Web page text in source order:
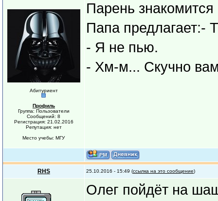
Абитуриент
Профиль
Группа: Пользователи
Сообщений: 8
Регистрация: 21.02.2016
Репутация: нет
Место учебы: МГУ
Парень
Папа предлагает:-
- Я не пью.
- Хм-м... Скучно
RHS 25.10.2016 - 15:49 (ссылка на это сообщение)
Олег пойдёт на